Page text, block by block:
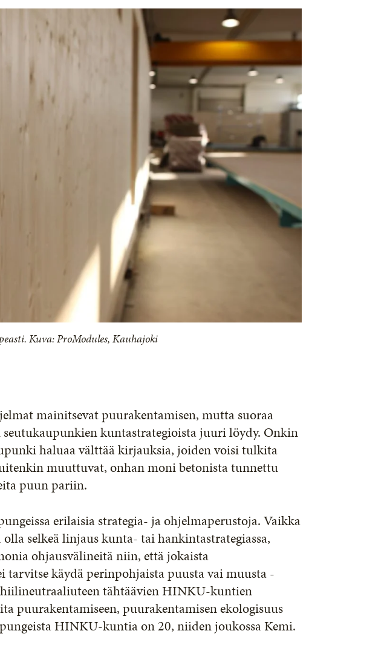
Kuva: ProModules, Kauhajoki
mainitsevat puurakentamisen, mutta suoraa
kuntastrategioista juuri löydy. Onkin
haluaa välttää kirjauksia, joiden voisi tulkita
muuttuvat, onhan moni betonista tunnettu
puun pariin.
erilaisia strategia- ja ohjelmaperustoja. Vaikka
selkeä linjaus kunta- tai hankintastrategiassa,
ohjausvälineitä niin, että jokaista
tarvitse käydä perinpohjaista puusta vai muusta -
tähtäävien HINKU-kuntien
puurakentamiseen, puurakentamisen ekologisuus
HINKU-kuntia on 20, niiden joukossa Kemi.